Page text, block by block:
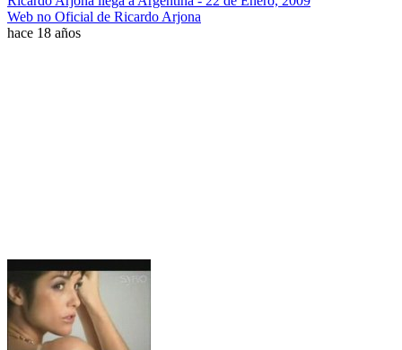
Web no Oficial de Ricardo Arjona
hace 18 años